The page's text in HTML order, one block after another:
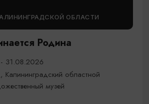
ОБЛАСТИ
Родина
31.08.2026
Калининградский областной
музей